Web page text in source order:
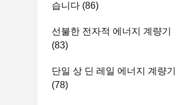
습니다 (86)
선불한 전자적 에너지 계량기
(83)
단일 상 딘 레일 에너지 계량기
(78)